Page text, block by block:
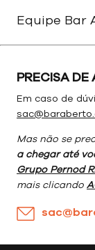
Equipe Bar
PRECISA DE
Em caso de
Mas não se
a chegar até
Grupo Pernod
mais clicando